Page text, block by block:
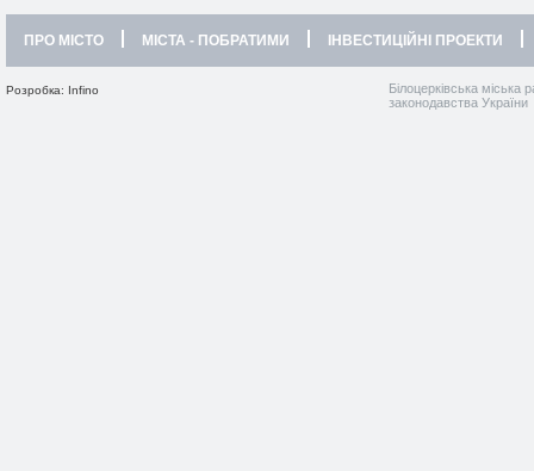
ПРО МІСТО МІСТА - ПОБРАТИМИ ІНВЕСТИЦІЙНІ ПРОЕКТИ
Розробка: Infino
Білоцерківська міська
законодавства України